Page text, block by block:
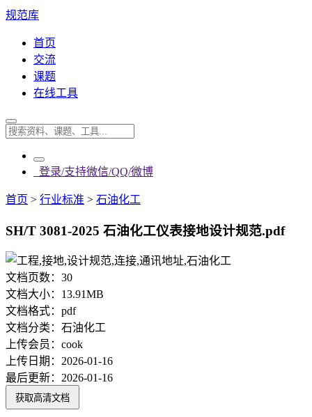
规范库
首页
交流
课题
在线工具
登录/支持微信/QQ/微博
首页 > 行业标准 > 石油化工
SH/T 3081-2025 石油化工仪表接地设计规范.pdf
文档页数： 30
文档大小： 13.91MB
文档格式： pdf
文档分类： 石油化工
上传会员： cook
上传日期： 2026-01-16
最后更新： 2026-01-16
获取高清文档